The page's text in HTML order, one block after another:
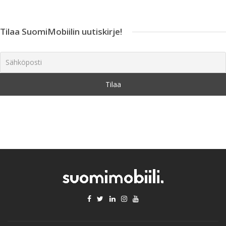
Tilaa SuomiMobiilin uutiskirje!